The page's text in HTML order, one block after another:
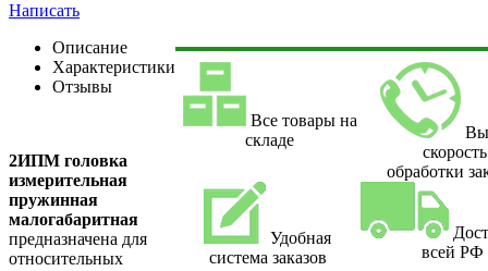
Написать
Описание
Характеристики
Отзывы
2ИПМ головка
измерительная
пружинная
малогабаритная
предназначена для
относительных
Все товары на
складе
скорость
обработки
Удобная
система заказов
всей РФ